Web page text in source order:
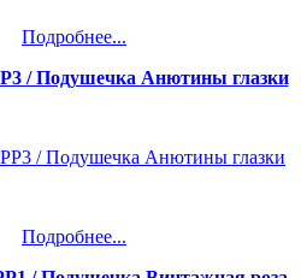
Подробнее...
/ Подушечка Анютины глазки
Подробнее...